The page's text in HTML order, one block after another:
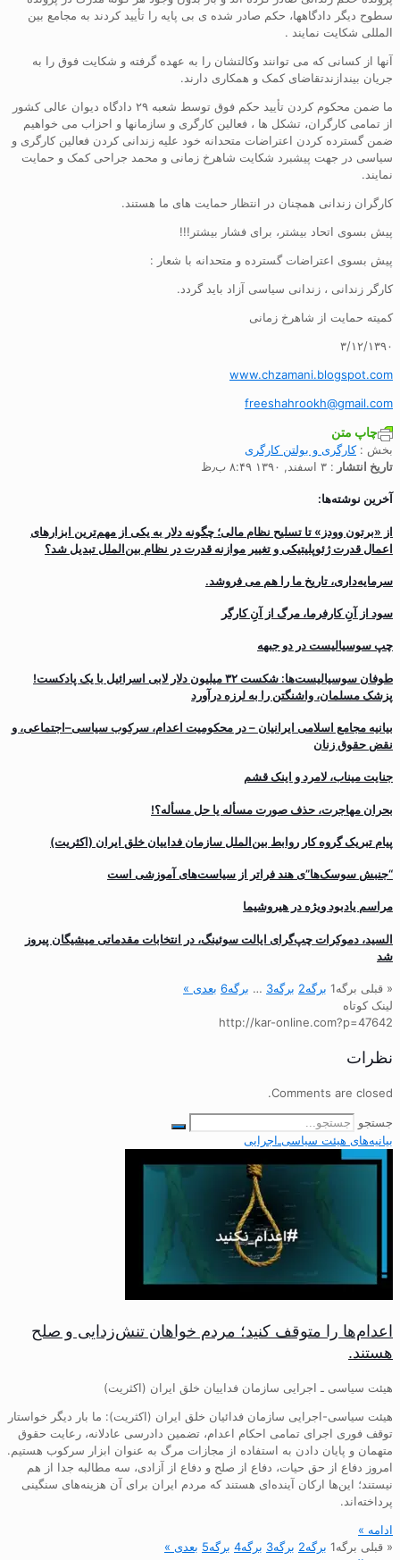
سطوح دیگر دادگاهها، حکم صادر شده ی بی پایه را تأیید کردند به مجامع بین
المللی شکایت نمایند .
آنها از کسانی که می توانند وکالتشان را به عهده گرفته و شکایت فوق را به
جریان بیندازندتقاضای کمک و همکاری دارند.
ما ضمن محکوم کردن تأیید حکم فوق توسط شعبه ۲۹ دادگاه دیوان عالی کشور
از تمامی کارگران، تشکل ها ، فعالین کارگری و سازمانها و احزاب می خواهیم
ضمن گسترده کردن اعتراضات متحدانه خود علیه زندانی کردن فعالین کارگری و
سیاسی در جهت پیشبرد شکایت شاهرخ زمانی و محمد جراحی کمک و حمایت
نمایند.
کارگران زندانی همچنان در انتظار حمایت های ما هستند.
پیش بسوی اتحاد بیشتر، برای فشار بیشتر!!!
پیش بسوی اعتراضات گسترده و متحدانه با شعار :
کارگر زندانی ، زندانی سیاسی آزاد باید گردد.
کمیته حمایت از شاهرخ زمانی
۳/۱۲/۱۳۹۰
www.chzamani.blogspot.com
freeshahrookh@gmail.com
چاپ متن
بخش :کارگری و بولتن کارگری
تاریخ انتشار : ۳ اسفند, ۱۳۹۰ ۸:۴۹ ب٫ظ
آخرین نوشته‌ها:
از «برتون وودز» تا تسلیح نظام مالی؛ چگونه دلار به یکی از مهم‌ترین ابزارهای
اعمال قدرت ژئوپلیتیکی و تغییر موازنه قدرت در نظام بین‌الملل تبدیل شد؟
سرمایه‌داری، تاریخ ما را هم می فروشد.
سود از آنِ کارفرما، مرگ از آنِ کارگر
چپ سوسیالیست در دو جبهه
طوفان سوسیالیست‌ها: شکست ۳۲ میلیون دلار لابی اسرائیل با یک پادکست!
پزشک مسلمان، واشنگتن را به لرزه درآورد
بیانیه مجامع اسلامی ایرانیان – در محکومیت اعدام، سرکوب سیاسی–اجتماعی، و
نقض حقوق زنان
جنایت میناب، لامرد و اینک قشم
بحران مهاجرت‌، حذف صورت مسأله یا حل مسأله؟!
پیام تبریک گروه کار روابط بین‌الملل سازمان فداییان خلق ایران (اکثریت)
“جنبش سوسک‌ها”ی هند فراتر از سیاست‌های آموزشی است
مراسم یادبود ویژه در هیروشیما
السید، دموکرات چپ‌گرای ایالت سوئینگ، در انتخابات مقدماتی میشیگان پیروز
شد
« قبلی برگه1 برگه2 برگه3
… برگه6 بعدی »
لینک کوتاه
http://kar-online.com?p=47642
نظرات
Comments are closed.
جستجو
بیانیه‌های هیئت‌ سیاسی‌ـ‌اجرایی
اعدام‌ها را متوقف کنید؛ مردم خواهان تنش‌زدایی و صلح
هستند.
هیئت سیاسی ـ اجرایی سازمان فداییان خلق ایران (اکثریت)
هیئت سیاسی-اجرایی سازمان فدائیان خلق ایران (اکثریت): ما بار دیگر خواستار
توقف فوری اجرای تمامی احکام اعدام، تضمین دادرسی عادلانه، رعایت حقوق
متهمان و پایان دادن به استفاده از مجازات مرگ به عنوان ابزار سرکوب هستیم.
امروز دفاع از حق حیات، دفاع از صلح و دفاع از آزادی، سه مطالبه جدا از هم
نیستند؛ این‌ها ارکان آینده‌ای هستند که مردم ایران برای آن هزینه‌های سنگینی
پرداخته‌اند.
ادامه »
« قبلی برگه1 برگه2 برگه3 برگه4 برگه5 بعدی »